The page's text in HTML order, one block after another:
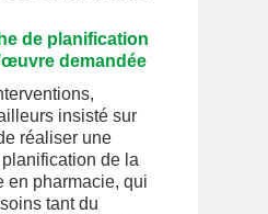
de planification
demandée
insisté sur
réaliser une
de la
en pharmacie, qui
tant du